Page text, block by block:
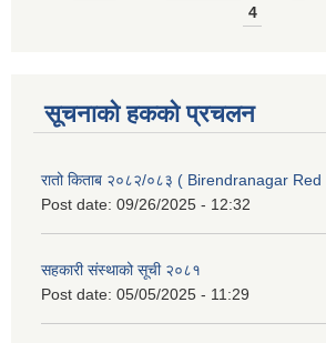
4
सूचनाको हकको प्रचलन
रातो किताब २०८२/०८३ ( Birendranagar
Post date: 09/26/2025 - 12:32
सहकारी संस्थाको सूची २०८१
Post date: 05/05/2025 - 11:29